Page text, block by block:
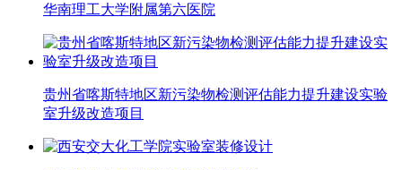
华南理工大学附属第六医院
贵州省喀斯特地区新污染物检测评估能力提升建设实验
室升级改造项目